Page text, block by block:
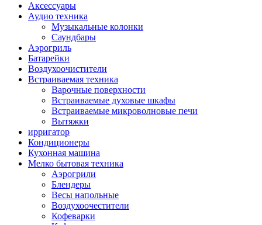
Аксессуары
Аудио техника
Музыкальные колонки
Саундбары
Аэрогриль
Батарейки
Воздухоочистители
Встраиваемая техника
Варочные поверхности
Встраиваемые духовые шкафы
Встраиваемые микроволновые печи
Вытяжки
ирригатор
Кондиционеры
Кухонная машина
Мелко бытовая техника
Аэрогрили
Блендеры
Весы напольные
Воздухоочестители
Кофеварки